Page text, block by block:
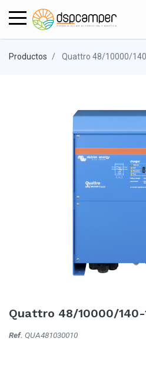
Productos Quattro 48/10000/
Quattro 48/10000/140-
Ref. QUA481030010